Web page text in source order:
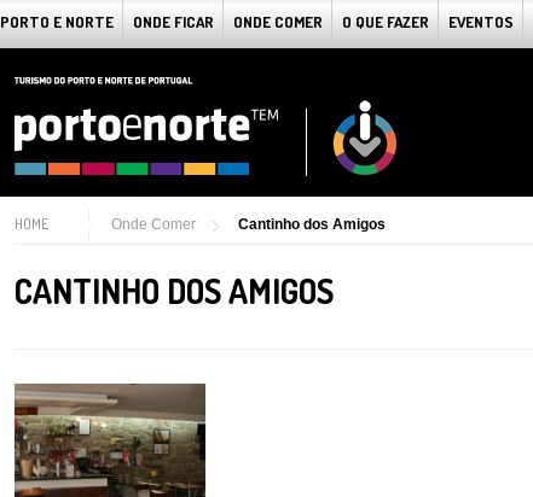
PORTO E NORTE ONDE FICAR ONDE COMER O QUE FAZER EVENTOS
HOME Onde Comer Cantinho dos Amigos
CANTINHO DOS AMIGOS